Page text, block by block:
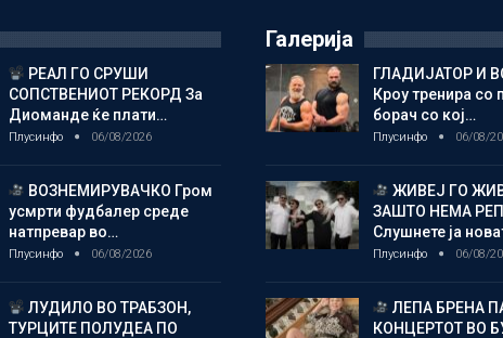
РЕАЛ ГО СРУШИ
СОПСТВЕНИОТ РЕКОРД За
Диоманде ќе плати…
Плусинфо 06/08/2026
ВОЗНЕМИРУВАЧКО Гром
усмрти фудбалер среде
натпревар во…
Плусинфо 06/08/2026
ЛУДИЛО ВО ТРАБЗОН,
ТУРЦИТЕ ПОЛУДЕА ПО
Галерија
ГЛАДИЈАТОР И
Кроу тренира со
борач со кој…
Плусинфо 06/08/
ЖИВЕЈ ГО
ЗАШТО НЕМА
Слушнете ја
Плусинфо 06/08/
ЛЕПА БРЕНА
КОНЦЕРТОТ ВО